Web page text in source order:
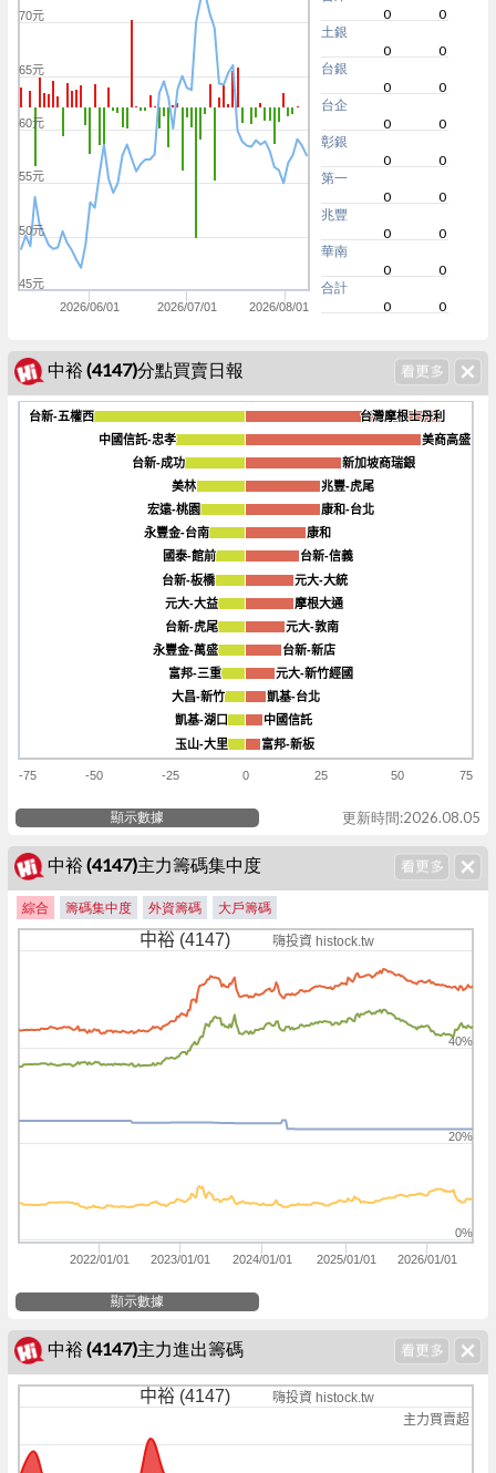
2026/06/01 2026/07/01 2026/08/01
45元
50元
55元
60元
65元
70元
-2.4k
0
0
土銀
0
0
台銀
0
0
台企
0
0
彰銀
0
0
第一
0
0
兆豐
0
0
華南
0
0
合計
0
0
中裕 (4147)分點買賣日報
台灣摩根士丹利
台灣摩根士丹利
美商高盛
美商高盛
新加坡商瑞銀
新加坡商瑞銀
兆豐-虎尾
兆豐-虎尾
康和-台北
康和-台北
康和
康和
台新-信義
台新-信義
元大-大統
元大-大統
摩根大通
摩根大通
元大-敦南
元大-敦南
台新-新店
台新-新店
元大-新竹經國
元大-新竹經國
凱基-台北
凱基-台北
中國信託
中國信託
富邦-新板
富邦-新板
台新-五權西
台新-五權西
中國信託-忠孝
中國信託-忠孝
台新-成功
台新-成功
美林
美林
宏遠-桃園
宏遠-桃園
永豐金-台南
永豐金-台南
國泰-館前
國泰-館前
台新-板橋
台新-板橋
元大-大益
元大-大益
台新-虎尾
台新-虎尾
永豐金-萬盛
永豐金-萬盛
富邦-三重
富邦-三重
大昌-新竹
大昌-新竹
凱基-湖口
凱基-湖口
玉山-大里
玉山-大里
0
-75 -50 -25 25 50 75
顯示數據 更新時間:2026.08.05
中裕 (4147)主力籌碼集中度
綜合 籌碼集中度 外資籌碼 大戶籌碼
中裕 (4147) 嗨投資 histock.tw
2022/01/01 2023/01/01 2024/01/01 2025/01/01 2026/01/01
0%
20%
40%
顯示數據
中裕 (4147)主力進出籌碼
主力買賣超
中裕 (4147) 嗨投資 histock.tw